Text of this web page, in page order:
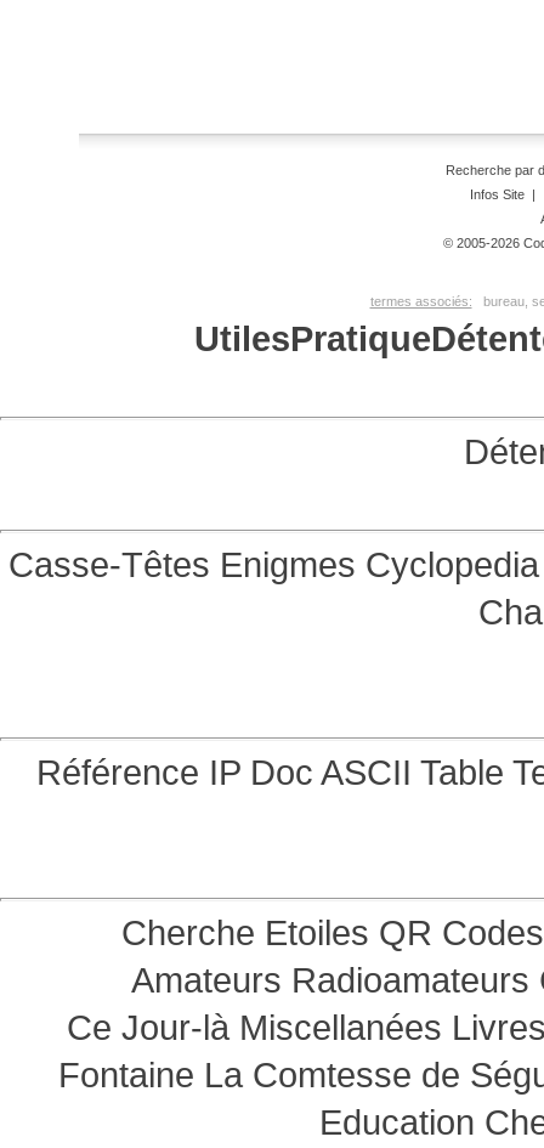
Recherche par
Infos Site|
© 2005-2026
termes associés: bureau,
UtilesPratique
Casse-Têtes Enigmes
Référence IP Doc ASCII Table
Cherche Etoiles QR Codes
Amateurs Radioamateurs
Ce Jour-là Miscellanées
Fontaine La Comtesse de
Education